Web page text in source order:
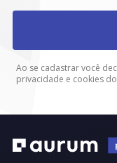
Ao se cadastrar você
privacidade e cookies do